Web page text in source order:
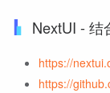
NextUI - 结
https://
https://